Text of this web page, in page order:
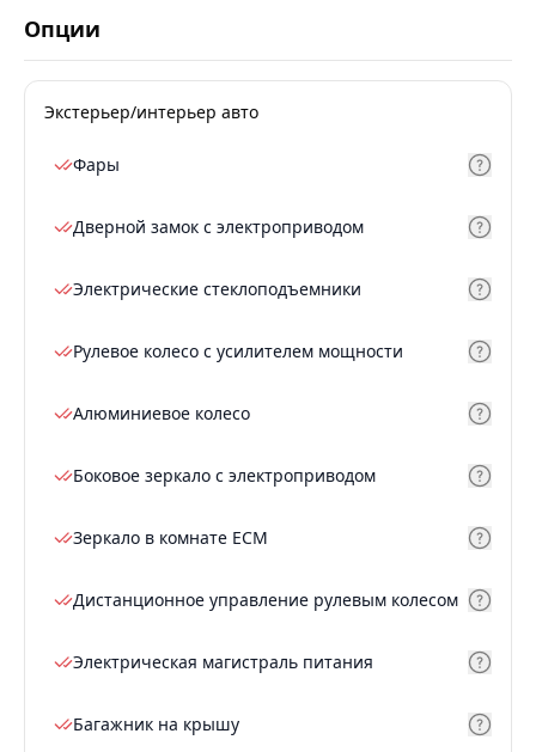
Опции
Экстерьер/интерьер авто
Фары
Дверной замок с электроприводом
Электрические стеклоподъемники
Рулевое колесо с усилителем мощности
Алюминиевое колесо
Боковое зеркало с электроприводом
Зеркало в комнате ECM
Дистанционное управление рулевым колесом
Электрическая магистраль питания
Багажник на крышу